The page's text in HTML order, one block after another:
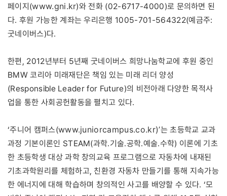
페이지(www.gni.kr)와 전화 (02-6717-4000)로 문의하면 된
다. 후원 가능한 계좌는 우리은행 1005-701-564322(예금주:
굿네이버스)다.
한편, 2012년부터 5년째 굿네이버스 희망나눔학교에 후원 중인
BMW 코리아 미래재단은 책임 있는 미래 리더 양성
(Responsible Leader for Future)의 비전아래 다양한 목적사
업을 통한 사회공헌활동을 펼치고 있다.
‘주니어 캠퍼스(www.juniorcampus.co.kr)’는 초등학교 교과
과정 기본이론인 STEAM(과학․기술․공학․예술․수학) 이론에 기초
한 초등학생 대상 과학 창의교육 프로그램으로 자동차에 내재된
기초과학원리를 체험하고, 친환경 자동차 만들기를 통해 지속가능
한 에너지에 대해 학습하며 창의적인 사고를 배양할 수 있다. ‘모